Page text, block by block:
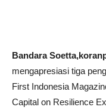
Bandara
mengapresiasi tiga
First Indonesia
Capital on Resilience